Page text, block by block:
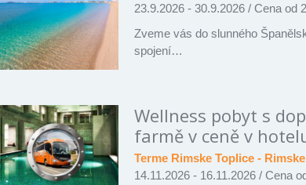
23.9.2026 - 30.9.2026/ Cena od
Zveme vás do slunného
spojení…
Wellness pobyt s
farmě v ceně v
Terme Rimske Toplice -
14.11.2026 - 16.11.2026/ Cena